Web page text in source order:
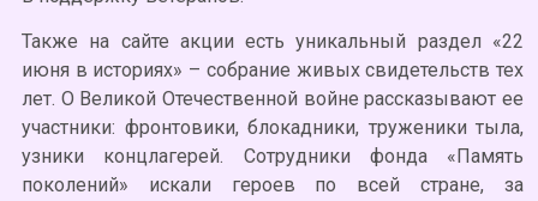
Также на сайте акции есть уникальный раздел «22
июня в историях» – собрание живых свидетельств тех
лет. О Великой Отечественной войне рассказывают ее
участники: фронтовики, блокадники, труженики тыла,
узники концлагерей. Сотрудники фонда «Память
поколений» искали героев по всей стране, за